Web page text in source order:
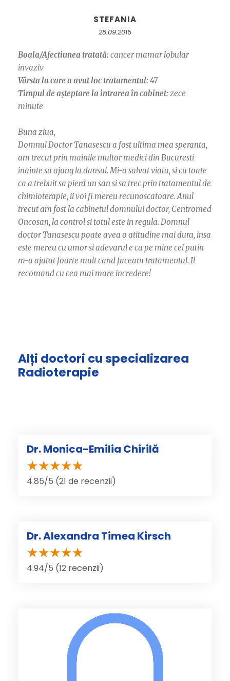
STEFANIA
28.09.2015
Boala/Afectiunea tratată: cancer mamar lobular
invaziv
Vârsta la care a avut loc tratamentul: 47
Timpul de așteptare la intrarea în cabinet: zece
minute
Buna ziua,
Domnul Doctor Tanasescu a fost ultima mea speranta,
am trecut prin mainile multor medici din Bucuresti
inainte sa ajung la dansul. Mi-a salvat viata, si cu toate
ca a trebuit sa pierd un san si sa trec prin tratamentul de
chimioterapie, ii voi fi mereu recunoscatoare. Anul
trecut am fost la cabinetul domnului doctor, Centromed
Oncosan, la control si totul este in regula. Domnul
doctor Tanasescu poate avea o atitudine mai dura, insa
este mereu cu umor si adevarul e ca pe mine cel putin
m-a ajutat foarte mult cand faceam tratamentul. Il
recomand cu cea mai mare incredere!
Alți doctori cu specializarea
Radioterapie
Dr. Monica-Emilia Chirilă
4.85/5 (21 de recenzii)
Dr. Alexandra Timea Kirsch
4.94/5 (12 recenzii)